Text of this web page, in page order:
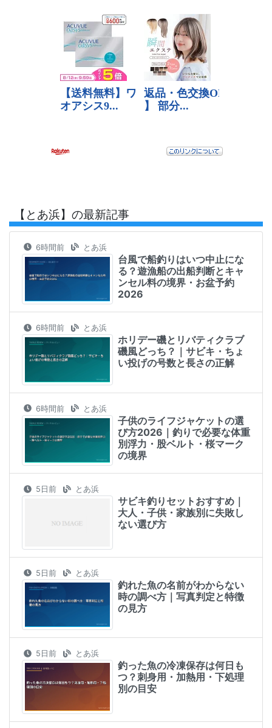
【とあ浜】の最新記事
6時間前 とあ浜
台風で船釣りはいつ中止にな
る？遊漁船の出船判断とキャ
ンセル料の境界・お盆予約
2026
6時間前 とあ浜
ホリデー磯とリバティクラブ
磯風どっち？｜サビキ・ちょ
い投げの号数と長さの正解
6時間前 とあ浜
子供のライフジャケットの選
び方2026｜釣りで必要な体重
別浮力・股ベルト・桜マーク
の境界
5日前 とあ浜
サビキ釣りセットおすすめ｜
大人・子供・家族別に失敗し
ない選び方
5日前 とあ浜
釣れた魚の名前がわからない
時の調べ方｜写真判定と特徴
の見方
5日前 とあ浜
釣った魚の冷凍保存は何日も
つ？刺身用・加熱用・下処理
別の目安